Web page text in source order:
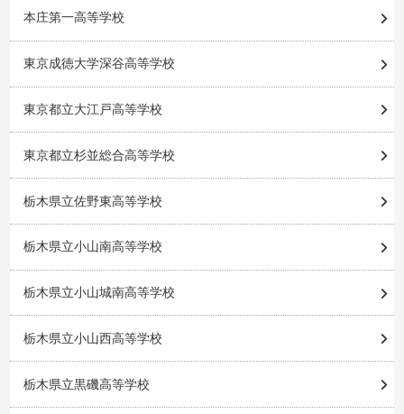
本庄第一高等学校
東京成徳大学深谷高等学校
東京都立大江戸高等学校
東京都立杉並総合高等学校
栃木県立佐野東高等学校
栃木県立小山南高等学校
栃木県立小山城南高等学校
栃木県立小山西高等学校
栃木県立黒磯高等学校